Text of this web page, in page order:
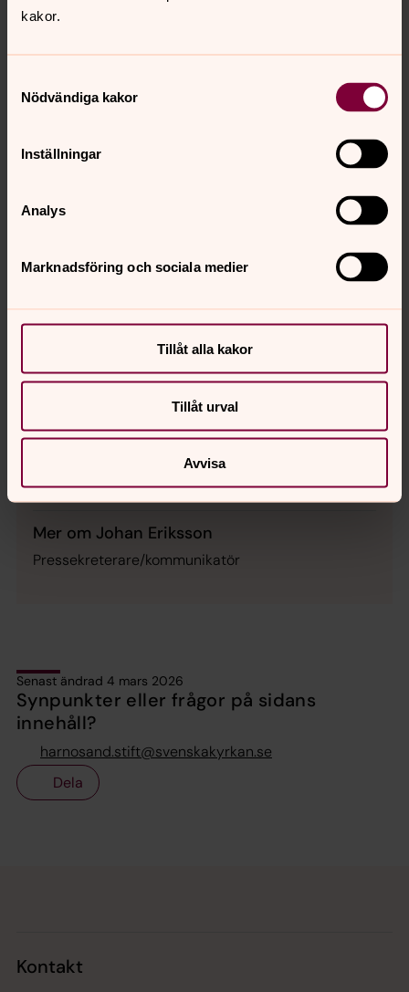
kakor.
Nödvändiga kakor
Inställningar
Analys
Marknadsföring och sociala medier
Tillåt alla kakor
Tillåt urval
Avvisa
Information/Kommunikation, Härnösands stift
E-post:johan.eriksson3@svenskakyrkan.se
Mer om Johan Eriksson
Pressekreterare/kommunikatör
Senast ändrad 4 mars 2026
Synpunkter eller frågor på sidans
innehåll?
harnosand.stift@svenskakyrkan.se
Dela
Kontakt